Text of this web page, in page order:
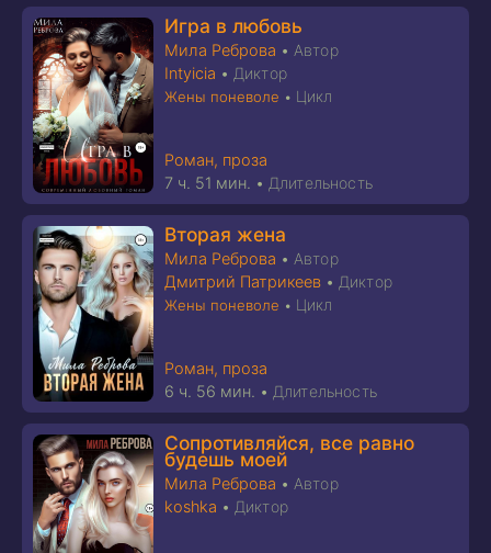
Игра в любовь
Мила Реброва • Автор
Intyicia • Диктор
Жены поневоле • Цикл
Роман, проза
7 ч. 51 мин. • Длительность
Вторая жена
Мила Реброва • Автор
Дмитрий Патрикеев • Диктор
Жены поневоле • Цикл
Роман, проза
6 ч. 56 мин. • Длительность
Сопротивляйся, все равно
будешь моей
Мила Реброва • Автор
koshka • Диктор